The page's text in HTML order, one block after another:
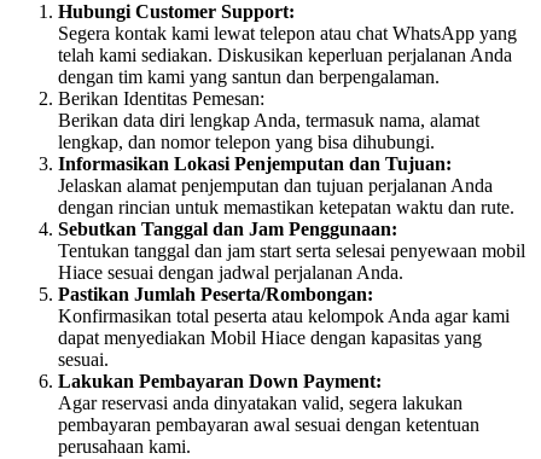
Hubungi Customer Support:
Segera kontak kami lewat telepon atau chat WhatsApp yang
telah kami sediakan. Diskusikan keperluan perjalanan Anda
dengan tim kami yang santun dan berpengalaman.
Berikan Identitas Pemesan:
Berikan data diri lengkap Anda, termasuk nama, alamat
lengkap, dan nomor telepon yang bisa dihubungi.
Informasikan Lokasi Penjemputan dan Tujuan:
Jelaskan alamat penjemputan dan tujuan perjalanan Anda
dengan rincian untuk memastikan ketepatan waktu dan rute.
Sebutkan Tanggal dan Jam Penggunaan:
Tentukan tanggal dan jam start serta selesai penyewaan mobil
Hiace sesuai dengan jadwal perjalanan Anda.
Pastikan Jumlah Peserta/Rombongan:
Konfirmasikan total peserta atau kelompok Anda agar kami
dapat menyediakan Mobil Hiace dengan kapasitas yang
sesuai.
Lakukan Pembayaran Down Payment:
Agar reservasi anda dinyatakan valid, segera lakukan
pembayaran pembayaran awal sesuai dengan ketentuan
perusahaan kami.